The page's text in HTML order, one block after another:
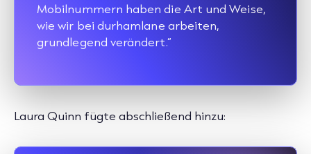
Mobilnummern haben die Art und Weise,
wie wir bei durhamlane arbeiten,
grundlegend verändert.“
Laura Quinn fügte abschließend hinzu: